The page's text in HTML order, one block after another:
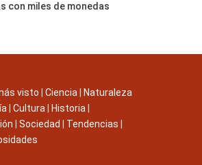
con miles de monedas
visto Ciencia
Naturaleza
Cultura Historia
Sociedad Tendencias